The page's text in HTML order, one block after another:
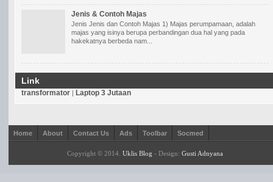
Jenis & Contoh Majas
Jenis Jenis dan Contoh Majas 1) Majas perumpamaan, adalah
majas yang isinya berupa perbandingan dua hal yang pada
hakekatnya berbeda nam...
Link
transformator Laptop 3 Jutaan
Home About Contact Us Ads Toolbar Socmed
Copyright © 2014. Uklis Blog - Design: Gusti Adnyana